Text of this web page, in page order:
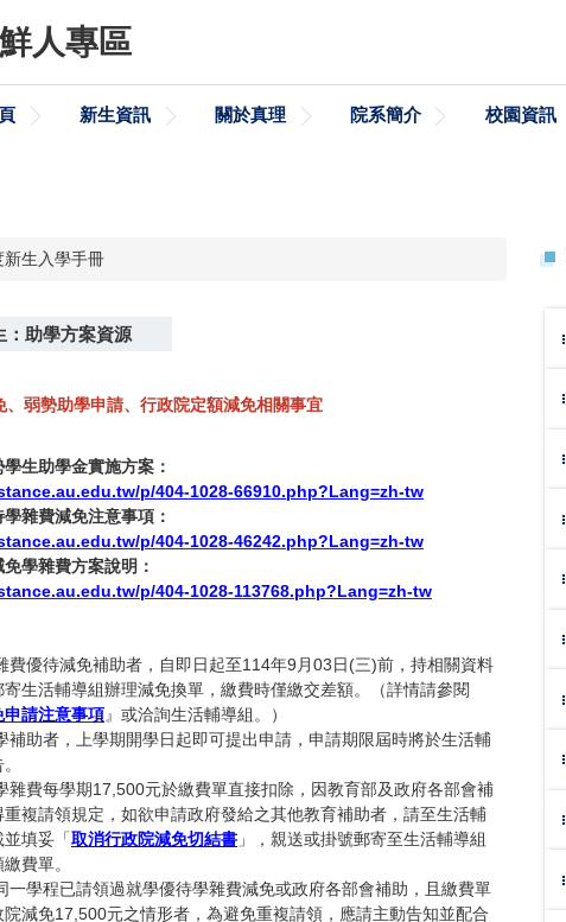
人專區
新生資訊 關於真理 院系簡介 校園資訊
新生入學手冊
：助學方案資源
、弱勢助學申請、行政院定額減免相關事宜
生助學金實施方案：
p/404-1028-66910.php?Lang=zh-tw
雜費減免注意事項：
p/404-1028-46242.php?Lang=zh-tw
學雜費方案說明：
p/404-1028-113768.php?Lang=zh-tw
費優待減免補助者，自即日起至114年9月03日(三)前，持相關資料
生活輔導組辦理減免換單，繳費時僅繳交差額。（詳情請參閱
申請注意事項』或洽詢生活輔導組。）
補助者，上學期開學日起即可提出申請，申請期限屆時將於生活輔
雜費每學期17,500元於繳費單直接扣除，因教育部及政府各部會補
複請領規定，如欲申請政府發給之其他教育補助者，請至生活輔
填妥「取消行政院減免切結書 」，親送或掛號郵寄至生活輔導組
費單。
一學程已請領過就學優待學雜費減免或政府各部會補助，且繳費單
減免17,500元之情形者，為避免重複請領，應請主動告知並配合